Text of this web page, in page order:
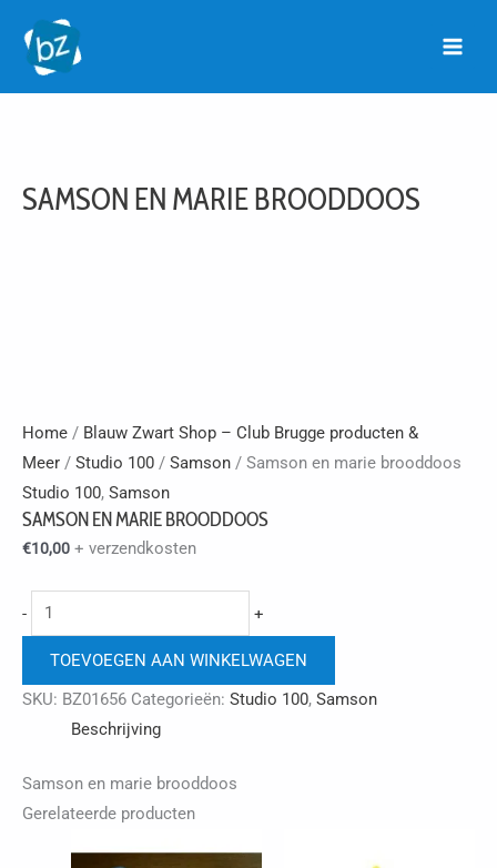
naar
SAMSON EN MARIE BROODDOOS
Home / Blauw Zwart Shop – Club Brugge producten &
Meer / Studio 100 / Samson / Samson en marie brooddoos
Studio 100, Samson
SAMSON EN MARIE BROODDOOS
€10,00 + verzendkosten
-
Samson
en
marie
brooddoos
aantal
+
TOEVOEGEN AAN WINKELWAGEN
SKU: BZ01656 Categorieën: Studio 100, Samson
Beschrijving
Samson en marie brooddoos
Gerelateerde producten